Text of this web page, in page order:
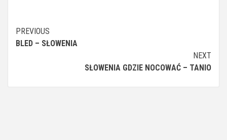
Continue
Reading
PREVIOUS
BLED – SŁOWENIA
NEXT
SŁOWENIA GDZIE NOCOWAĆ – TANIO